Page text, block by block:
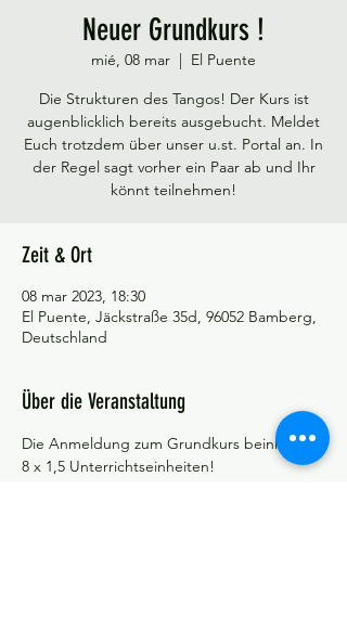
Neuer Grundkurs !
mié, 08 mar
  |
El Puente
Die Strukturen des Tangos! Der Kurs ist
augenblicklich bereits ausgebucht. Meldet
Euch trotzdem über unser u.st. Portal an. In
der Regel sagt vorher ein Paar ab und Ihr
könnt teilnehmen!
Zeit & Ort
08 mar 2023, 18:30
El Puente, Jäckstraße 35d, 96052 Bamberg,
Deutschland
Über die Veranstaltung
Die Anmeldung zum Grundkurs beinhaltet
8 x 1,5 Unterrichtseinheiten!